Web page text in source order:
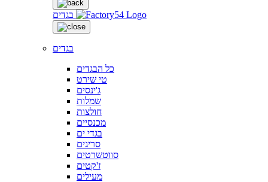
בגדים
בגדים
כל הבגדים
טי שירט
ג'ינסים
שמלות
חולצות
מכנסיים
בגדי ים
סריגים
סווטשרטים
ז'קטים
מעילים